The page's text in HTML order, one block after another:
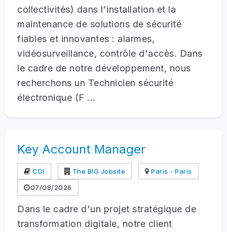
collectivités) dans l'installation et la
maintenance de solutions de sécurité
fiables et innovantes : alarmes,
vidéosurveillance, contrôle d'accès. Dans
le cadre de notre développement, nous
recherchons un Technicien sécurité
électronique (F ...
Key Account Manager
CDI The BIG Jobsite
Paris - Paris
07/08/2026
Dans le cadre d'un projet stratégique de
transformation digitale, notre client